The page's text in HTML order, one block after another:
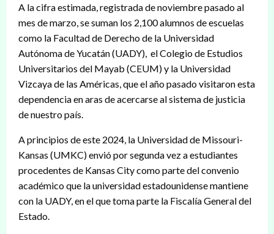
A la cifra estimada, registrada de noviembre pasado al
mes de marzo, se suman los 2,100 alumnos de escuelas
como la Facultad de Derecho de la Universidad
Autónoma de Yucatán (UADY), el Colegio de Estudios
Universitarios del Mayab (CEUM) y la Universidad
Vizcaya de las Américas, que el año pasado visitaron esta
dependencia en aras de acercarse al sistema de justicia
de nuestro país.
A principios de este 2024, la Universidad de Missouri-
Kansas (UMKC) envió por segunda vez a estudiantes
procedentes de Kansas City como parte del convenio
académico que la universidad estadounidense mantiene
con la UADY, en el que toma parte la Fiscalía General del
Estado.